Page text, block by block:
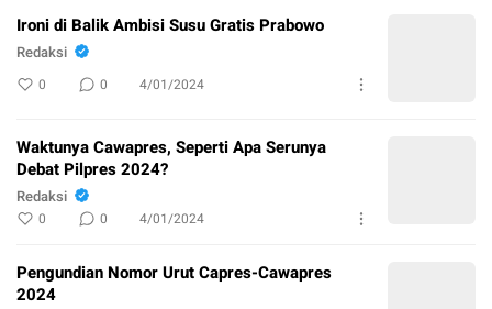
Ironi di Balik Ambisi Susu Gratis Prabowo
Redaksi
0 0 4/01/2024
Waktunya Cawapres, Seperti Apa Serunya
Debat Pilpres 2024?
Redaksi
0 0 4/01/2024
Pengundian Nomor Urut Capres-Cawapres
2024